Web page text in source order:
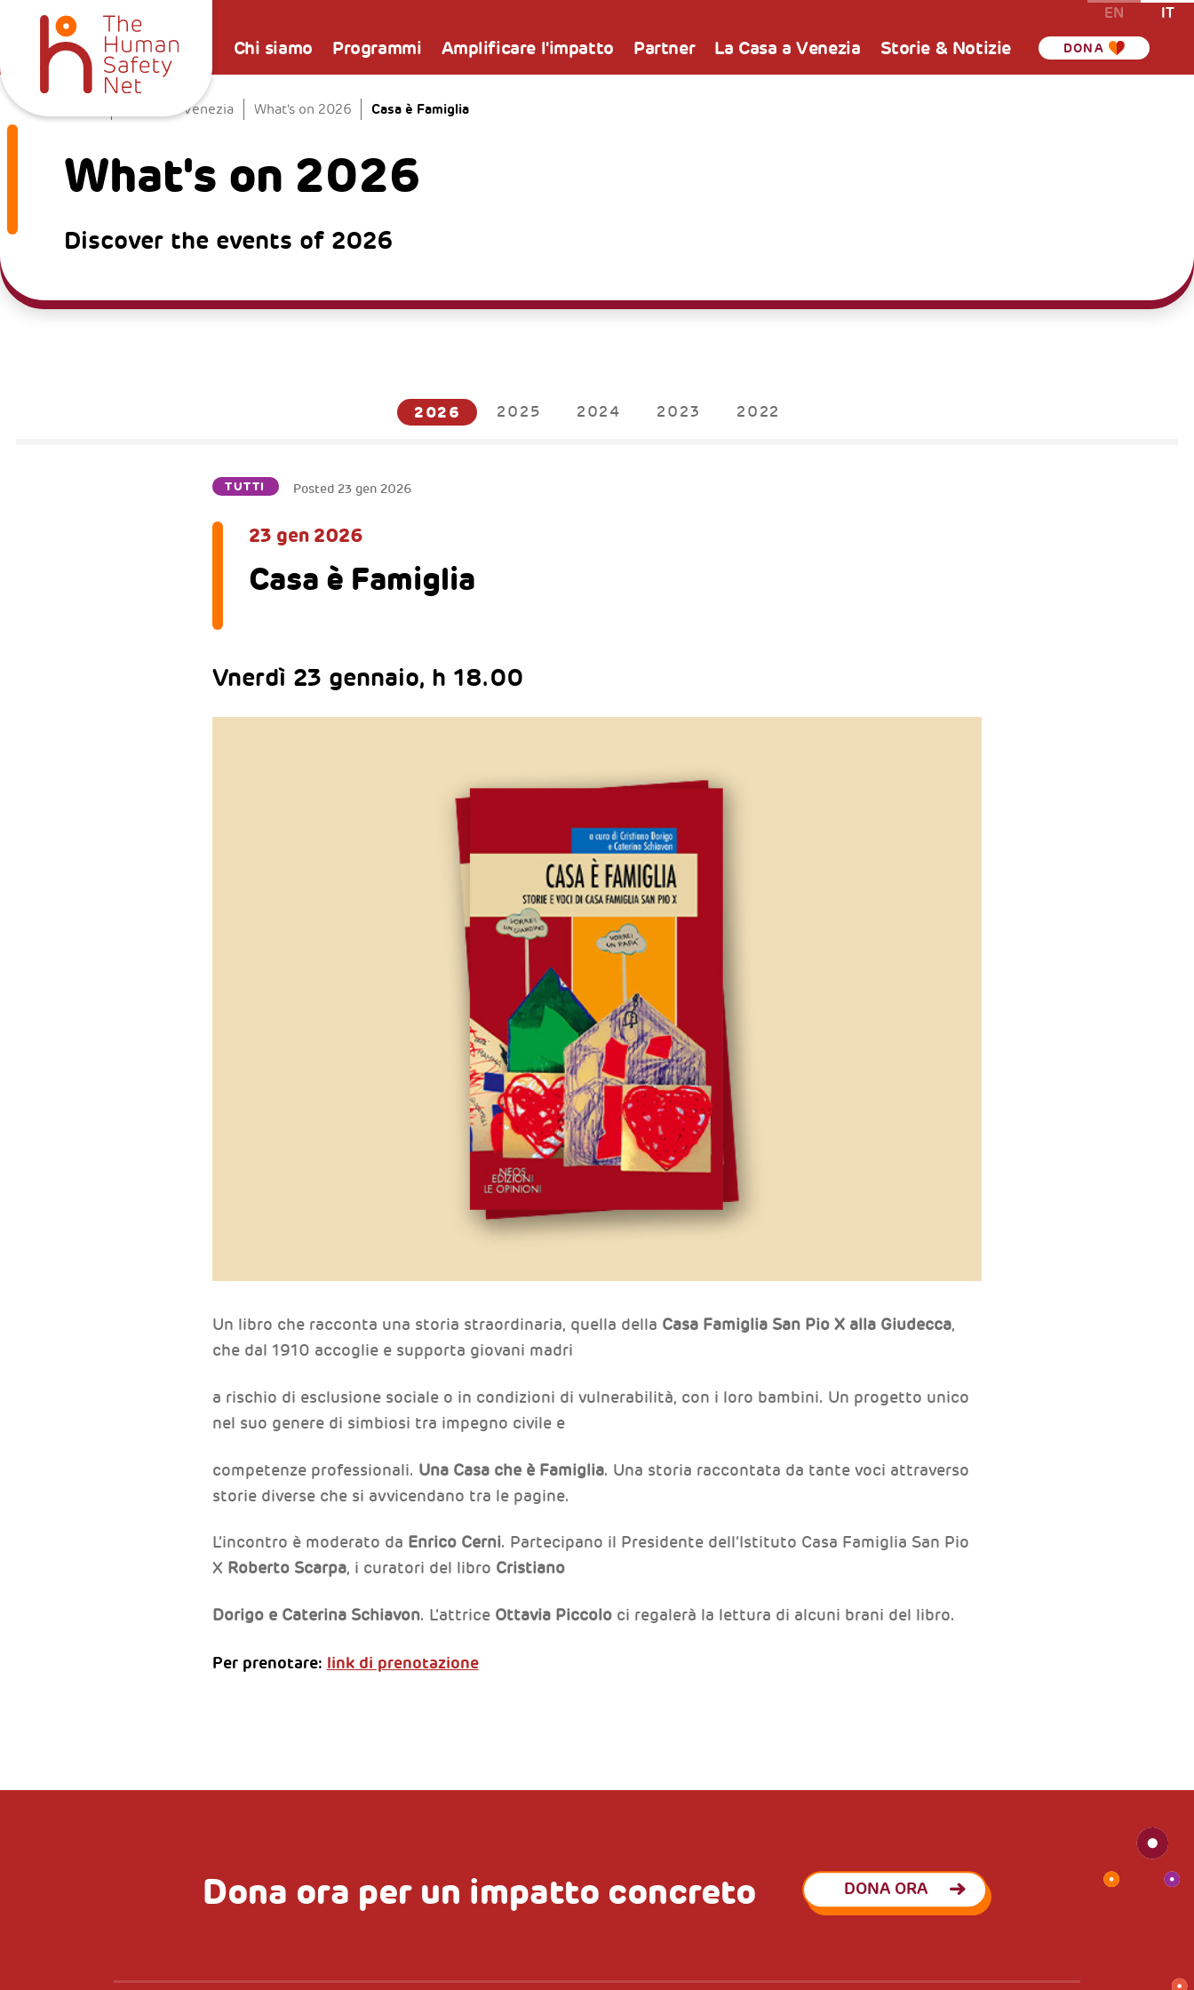
Chi siamo Programmi Amplificare l'impatto Partner La Casa a Venezia Storie & Notizie DONA
EN IT
La Casa a Venezia What's on 2026 Casa è Famiglia
What's on 2026
Discover the events of 2026
2026 2025 2024 2023 2022
TUTTI Posted 23 gen 2026
23 gen 2026
Casa è Famiglia
Vnerdì 23 gennaio, h 18.00
Un libro che racconta una storia straordinaria, quella della Casa Famiglia San Pio X alla Giudecca,
che dal 1910 accoglie e supporta giovani madri
a rischio di esclusione sociale o in condizioni di vulnerabilità, con i loro bambini. Un progetto unico
nel suo genere di simbiosi tra impegno civile e
competenze professionali. Una Casa che è Famiglia. Una storia raccontata da tante voci attraverso
storie diverse che si avvicendano tra le pagine.
L’incontro è moderato da Enrico Cerni. Partecipano il Presidente dell’Istituto Casa Famiglia San Pio
X Roberto Scarpa, i curatori del libro Cristiano
Dorigo e Caterina Schiavon. L’attrice Ottavia Piccoloci regalerà la lettura di alcuni brani del libro.
Per prenotare: link di prenotazione
Dona ora per un impatto concreto DONA ORA